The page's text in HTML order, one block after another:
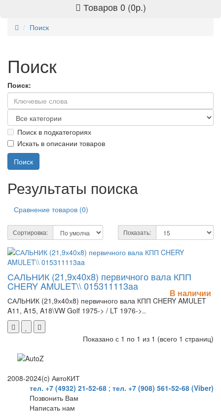
Товаров 0 (0р.)
Поиск
Поиск
Поиск:
Поиск в подкатегориях
Искать в описании товаров
Результаты поиска
Сравнение товаров (0)
Сортировка: Показать:
САЛЬНИК (21,9х40х8) первичного вала КПП
CHERY AMULET\\ 015311113aa
САЛЬНИК (21,9х40х8) первичного вала КПП CHERY AMULET
A11, A15, A18\VW Golf 1975-> / LT 1976->..
В наличии
Показано с 1 по 1 из 1 (всего 1 страниц)
2008-2024(c) АвтоКИТ
тел. +7 (4932) 21-52-68 ; тел. +7 (908) 561-52-68 (Viber)
Позвонить Вам
Написать нам